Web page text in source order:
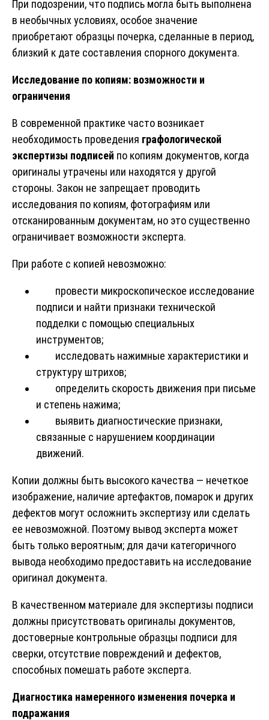
При подозрении, что подпись могла быть выполнена
в необычных условиях, особое значение
приобретают образцы почерка, сделанные в период,
близкий к дате составления спорного документа.
Исследование по копиям: возможности и
ограничения
В современной практике часто возникает
необходимость проведения графологической
экспертизы подписей по копиям документов, когда
оригиналы утрачены или находятся у другой
стороны. Закон не запрещает проводить
исследования по копиям, фотографиям или
отсканированным документам, но это существенно
ограничивает возможности эксперта.
При работе с копией невозможно:
провести микроскопическое исследование
подписи и найти признаки технической
подделки с помощью специальных
инструментов;
исследовать нажимные характеристики и
структуру штрихов;
определить скорость движения при письме
и степень нажима;
выявить диагностические признаки,
связанные с нарушением координации
движений.
Копии должны быть высокого качества — нечеткое
изображение, наличие артефактов, помарок и других
дефектов могут осложнить экспертизу или сделать
ее невозможной. Поэтому вывод эксперта может
быть только вероятным; для дачи категоричного
вывода необходимо предоставить на исследование
оригинал документа.
В качественном материале для экспертизы подписи
должны присутствовать оригиналы документов,
достоверные контрольные образцы подписи для
сверки, отсутствие повреждений и дефектов,
способных помешать работе эксперта.
Диагностика намеренного изменения почерка и
подражания